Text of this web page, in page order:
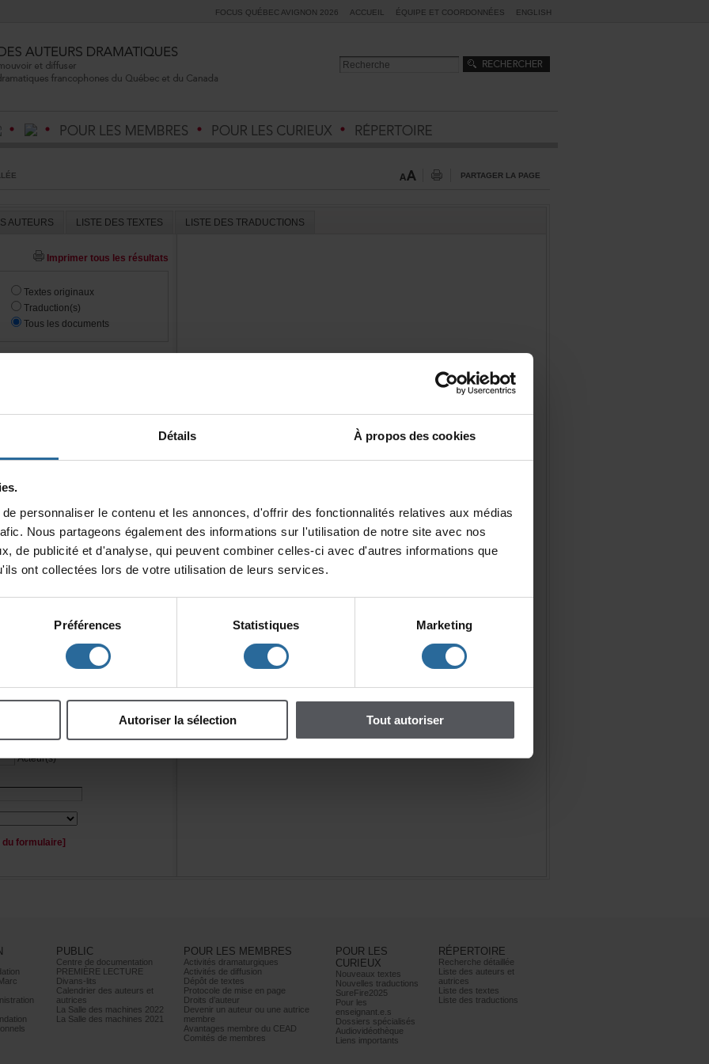
Détails Àproposdescookies
ciavecd'autresinformationsque
Préférences Statistiques Marketing
Autoriserlasélection Toutautoriser
FOCUSQUÉBECAVIGNON2026 ACCUEIL ÉQUIPEETCOORDONNÉES ENGLISH
PARTAGERLAPAGE
LISTEDESTEXTES LISTEDESTRADUCTIONS
Imprimertouslesrésultats
Textesoriginaux
Traduction(s)
Touslesdocuments
Enfants
Personnage(s)
Acteur(s)
PUBLIC
Centrededocumentation
PREMIÈRELECTURE
Divans-lits
Calendrierdesauteurset
autrices
LaSalledesmachines2022
LaSalledesmachines2021
POURLESMEMBRES
Activitésdramaturgiques
Activitésdediffusion
Dépôtdetextes
Protocoledemiseenpage
Droitsd’auteur
Devenirunauteurouuneautrice
membre
AvantagesmembreduCEAD
Comitésdemembres
POURLES
CURIEUX
Nouveauxtextes
Nouvellestraductions
SureFire2025
Pourles
enseignant.e.s
Dossiersspécialisés
Audiovidéothèque
Liensimportants
RÉPERTOIRE
Recherchedétaillée
Listedesauteurset
autrices
Listedestextes
Listedestraductions